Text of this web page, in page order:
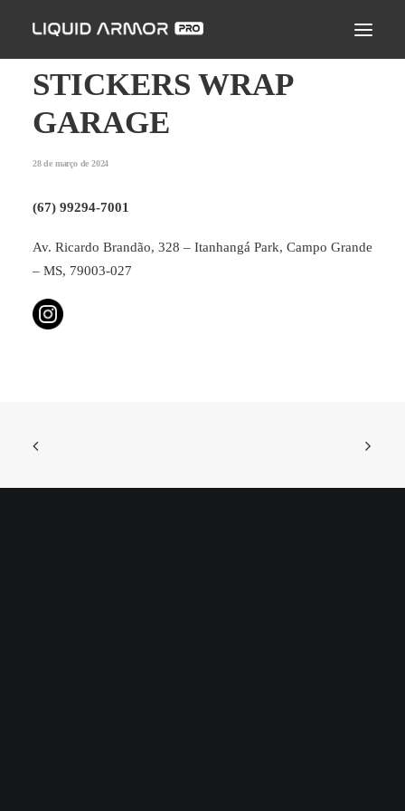
LIQUID ARMOR PRO
MODO DE APLICAÇÃO
ENCONTRE UM APLICADOR
PERGUNTAS FREQUENTES
STICKERS WRAP
GARAGE
28 de março de 2024
(67) 99294-7001
Av. Ricardo Brandão, 328 – Itanhangá Park, Campo Grande
– MS, 79003-027